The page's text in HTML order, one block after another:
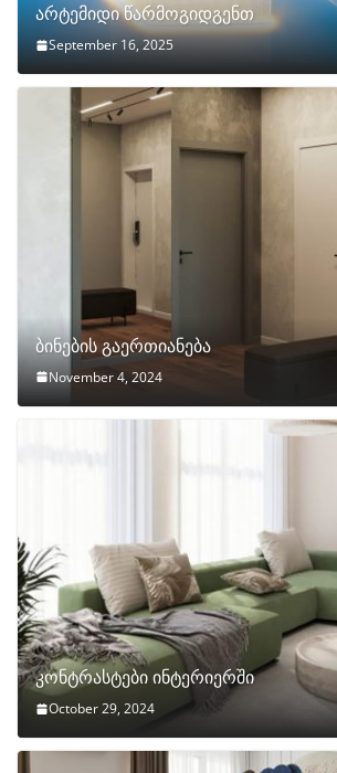
არტემიდი წარმოგიდგენთ
September 16, 2025
ბინების გაერთიანება
November 4, 2024
კონტრასტები ინტერიერში
October 29, 2024